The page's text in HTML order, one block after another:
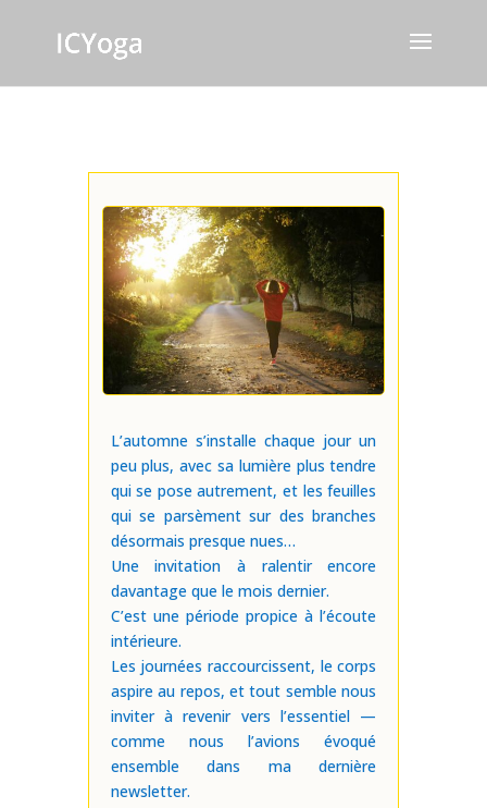
L’automne s’installe chaque jour un
peu plus, avec sa lumière plus tendre
qui se pose autrement, et les feuilles
qui se parsèment sur des branches
désormais presque nues…
Une invitation à ralentir encore
davantage que le mois dernier.
C’est une période propice à l’écoute
intérieure.
Les journées raccourcissent, le corps
aspire au repos, et tout semble nous
inviter à revenir vers l’essentiel —
comme nous l’avions évoqué
ensemble dans ma dernière
newsletter.